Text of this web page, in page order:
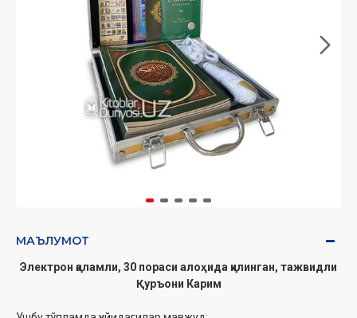
МАЪЛУМОТ
Электрон қаламли, 30 пораси алоҳида қилинган, тажвидли
Қуръони Карим